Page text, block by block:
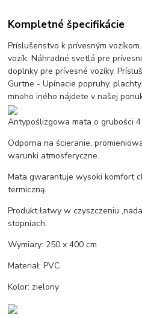
Kompletné špecifikácie
Príslušenstvo k prívesným
vozík. Náhradné svetlá pre
doplnky pre prívesné vozíky.
Gurtne - Upínacie popruhy,
mnoho iného nájdete v našej
Antypoślizgowa mata o grubości 4
Odporna na ścieranie,
warunki atmosferyczne.
Mata gwarantuje wysoki komfort
termiczną.
Produkt łatwy w czyszczeniu
stopniach.
Wymiary: 250 x 400 cm
Materiał: PVC
Kolor: zielony